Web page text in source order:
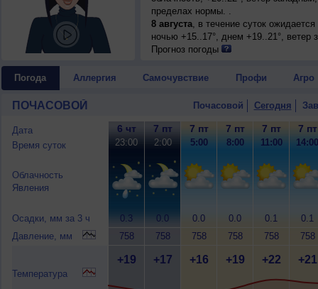
пределах нормы. .
8 августа, в течение суток
ночью +15..17°, днем +19..21°, ветер
Прогноз погоды
Погода Аллергия Самочувствие Профи Агро
ПОЧАСОВОЙ Почасовой Сегодня
Дата
Время суток
Облачность
Явления
Осадки, мм за 3 ч
Давление, мм
Температура
6 чт
23:00
0.3
758
+19
7 пт
2:00
0.0
758
+17
7 пт
5:00
0.0
758
+16
7 пт
8:00
0.0
758
+19
7 пт
11:00
0.1
758
+22
7 пт
14:00
0.1
758
+21